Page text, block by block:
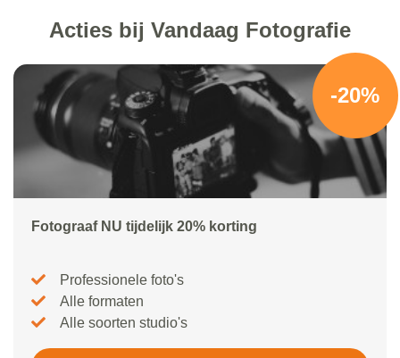
Acties bij Vandaag Fotografie
-20%
Fotograaf NU tijdelijk 20% korting
Professionele foto's
Alle formaten
Alle soorten studio's